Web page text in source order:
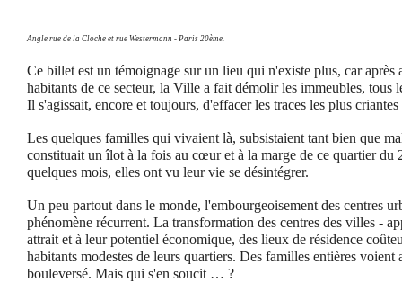
Angle rue de la Cloche et rue Westermann - Paris 20ème.
Ce billet est un témoignage sur un lieu qui n'existe plus, car après
habitants de ce secteur, la Ville a fait démolir les immeubles,
Il s'agissait, encore et toujours, d'effacer les traces les plus
Les quelques familles qui vivaient là, subsistaient tant bien que
constituait un îlot à la fois au cœur et à la marge de ce quartier du
quelques mois, elles ont vu leur vie se désintégrer.
Un peu partout dans le monde, l'embourgeoisement des centres
phénomène récurrent. La transformation des centres des villes -
attrait et à leur potentiel économique, des lieux de résidence
habitants modestes de leurs quartiers. Des familles entières voient
bouleversé. Mais qui s'en soucit … ?